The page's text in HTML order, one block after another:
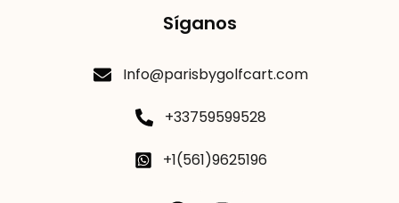
Síganos
Info@parisbygolfcart.com
+33759599528
+1(561)9625196